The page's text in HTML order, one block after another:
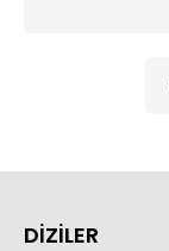
DİZİLER